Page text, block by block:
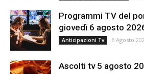
Programmi TV del
giovedì 6 agosto
Anticipazioni Tv 6 Agosto
Ascolti tv 5 agosto